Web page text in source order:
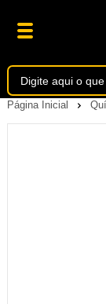
Página Inicial